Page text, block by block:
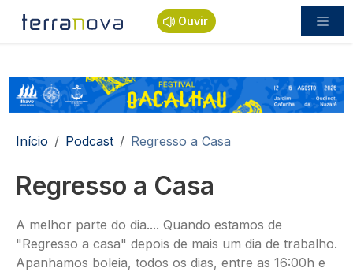
Passar para o conteúdo principal
Ouvir
Navegação estrutural
Início Podcast Regresso a Casa
Regresso a Casa
A melhor parte do dia.... Quando estamos de
"Regresso a casa" depois de mais um dia de trabalho.
Apanhamos boleia, todos os dias, entre as 16:00h e